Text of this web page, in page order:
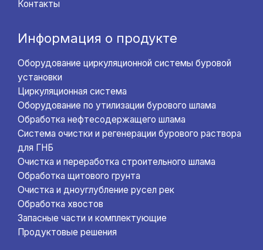
Контакты
Информация о продукте
Оборудование циркуляционной системы буровой
установки
Циркуляционная система
Оборудование по утилизации бурового шлама
Обработка нефтесодержащего шлама
Система очистки и регенерации бурового раствора
для ГНБ
Очистка и переработка строительного шлама
Обработка щитового грунта
Очистка и дноуглубление русел рек
Обработка хвостов
Запасные части и комплектующие
Продуктовые решения